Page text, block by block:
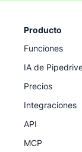
Producto
Funciones
IA de
Precios
Integraciones
API
MCP